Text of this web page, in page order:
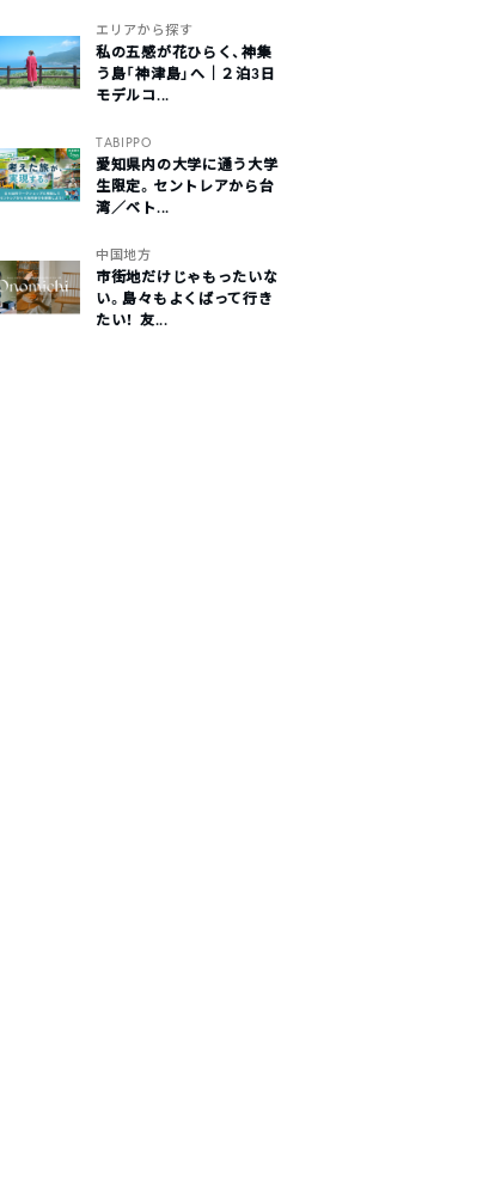
エリアから探す
私の五感が花ひらく、神集
う島「神津島」へ｜２泊3日
モデルコ...
TABIPPO
愛知県内の大学に通う大学
生限定。セントレアから台
湾／ベト...
中国地方
市街地だけじゃもったいな
い。島々もよくばって行き
たい！ 友...